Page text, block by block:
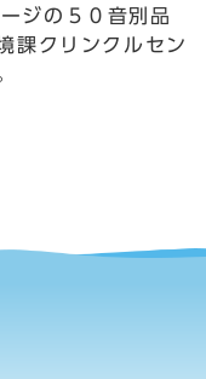
ジの５０音別品
課クリンクルセン